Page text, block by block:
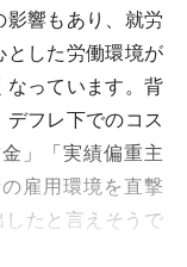
響もあり、就労
とした労働環境が
なっています。背
フレ下でのコス
」「実績偏重主
雇用環境を直撃
したと言えそうで